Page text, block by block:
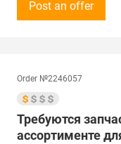
CX0708FS.
Объём закупки -
Предложения от
Китаю,
Республике
Доставка в г.
Post an offer
Order №2246057
Требуются
ассортименте